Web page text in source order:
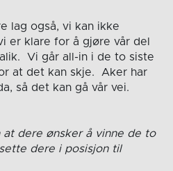
lag også, vi kan ikke
er klare for å gjøre vår del
Vi går all-in i de to siste
at det kan skje. Aker har
så det kan gå vår vei.
dere ønsker å vinne de to
dere i posisjon til